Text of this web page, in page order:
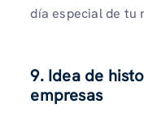
día especial de tu
9. Idea de
empresas